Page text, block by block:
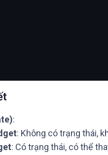
:
: Không có trạng thái,
: Có trạng thái, có thể